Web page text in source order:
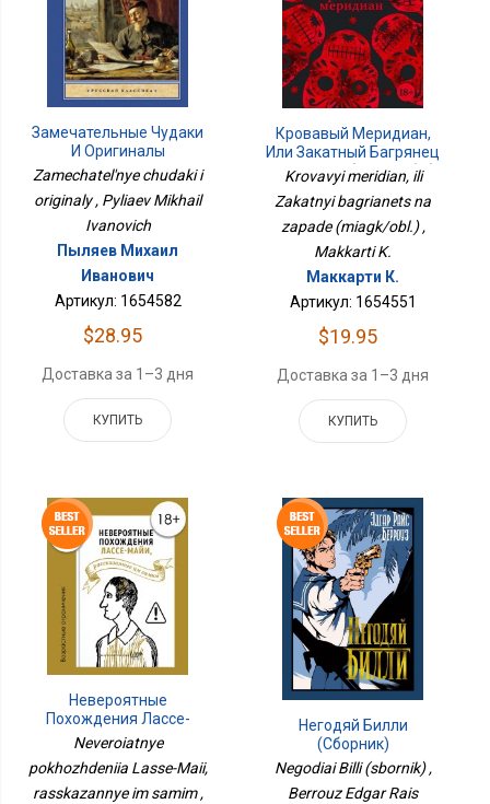
Замечательные Чудаки
И Оригиналы
Zamechatel'nye chudaki i
originaly , Pyliaev Mikhail
Ivanovich
Пыляев Михаил
Иванович
Артикул: 1654582
$28.95
Доставка за 1–3 дня
КУПИТЬ
Кровавый Меридиан,
Или Закатный Багрянец
На Западе (мягк/обл.)
Krovavyi meridian, ili
Zakatnyi bagrianets na
zapade (miagk/obl.) ,
Makkarti K.
Маккарти К.
Артикул: 1654551
$19.95
Доставка за 1–3 дня
КУПИТЬ
Невероятные
Похождения Лассе-
Майи, Рассказанные Им
Самим
Neveroiatnye
pokhozhdeniia Lasse-Maii,
rasskazannye im samim ,
Негодяй Билли
(сборник)
Negodiai Billi (sbornik) ,
Berrouz Edgar Rais